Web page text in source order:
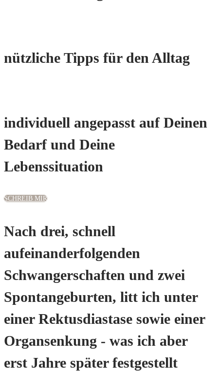
nützliche Tipps für den Alltag
individuell angepasst auf Deinen
Bedarf und Deine
Lebenssituation
SCHREIB MIR
Nach drei, schnell
aufeinanderfolgenden
Schwangerschaften und zwei
Spontangeburten, litt ich unter
einer Rektusdiastase sowie einer
Organsenkung - was ich aber
erst Jahre später festgestellt